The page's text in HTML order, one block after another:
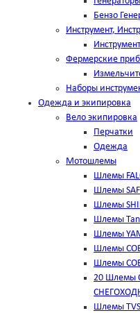
Бензо
Инструмент,
Фермерские
Наборы
Одежда и экипировка
Вело экипировка
Перчатки
Одежда
Мотошлемы
Шлемы
Шлемы
Шлемы
Шлемы
Шлемы
Шлемы
Шлемы
20 Шлемы
Шлемы